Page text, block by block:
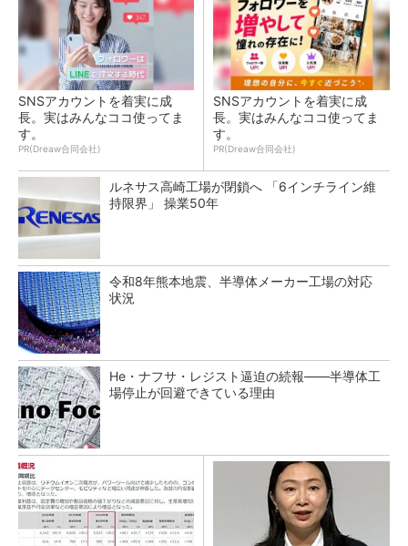
SNSアカウントを着実に成
長。実はみんなココ使ってま
す。
PR(Dreaw合同会社)
SNSアカウントを着実に成
長。実はみんなココ使ってま
す。
PR(Dreaw合同会社)
ルネサス高崎工場が閉鎖へ 「6インチライン維
持限界」 操業50年
令和8年熊本地震、半導体メーカー工場の対応
状況
He・ナフサ・レジスト逼迫の続報――半導体工
場停止が回避できている理由